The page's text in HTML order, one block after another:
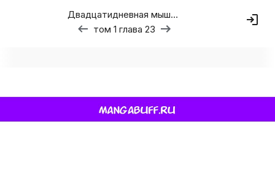
Двадцатидневная мышь кусает дракона за хвост
том 1 глава 23